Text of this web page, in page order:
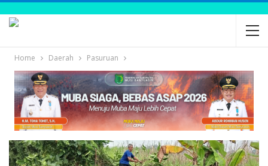
Home Daerah Pasuruan